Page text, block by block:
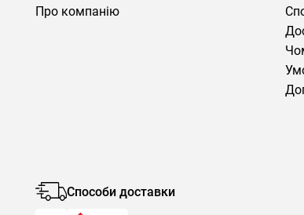
Про компанію
Способи доставки